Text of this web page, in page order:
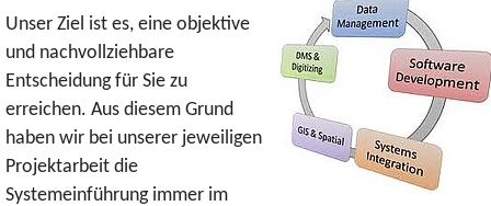
Unser Ziel ist es, eine objektive
und nachvollziehbare
Entscheidung für Sie zu
erreichen. Aus diesem Grund
haben wir bei unserer jeweiligen
Projektarbeit die
Systemeinführung immer im